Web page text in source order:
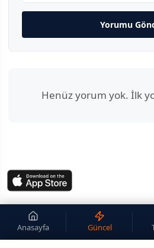
Yorumu
Henüz yorum yok. İlk
Anasayfa Güncel